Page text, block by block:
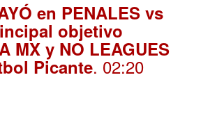
en PENALES vs
objetivo
MX y NO LEAGUES
Picante. 02:20